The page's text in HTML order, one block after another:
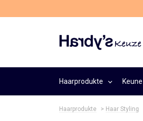
Haarprodukte Keune
Haarprodukte > Haar Styling